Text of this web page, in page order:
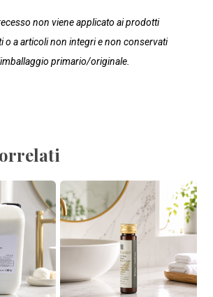
non viene applicato ai prodotti
o a articoli non integri e non conservati
primario/originale.